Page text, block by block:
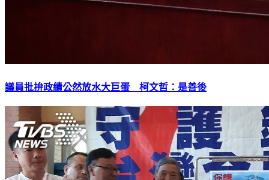
議員批拚政績公然放水大巨蛋 柯文哲：是善後